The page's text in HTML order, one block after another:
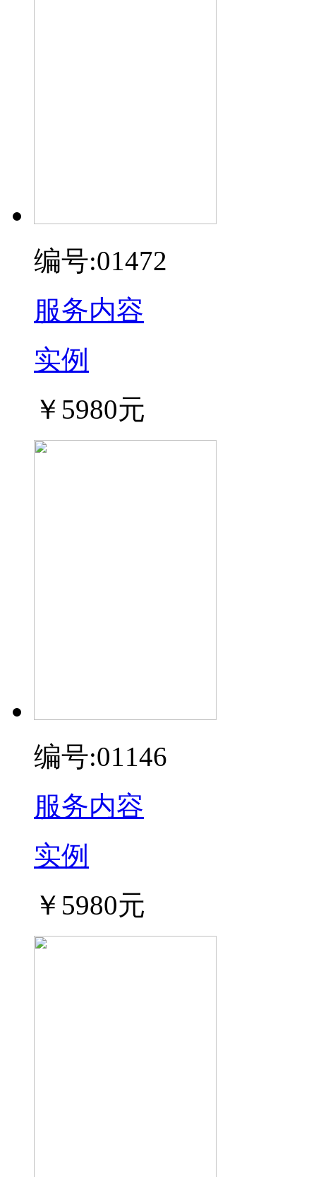
编号:01472
服务内容
实例
￥5980元
编号:01146
服务内容
实例
￥5980元